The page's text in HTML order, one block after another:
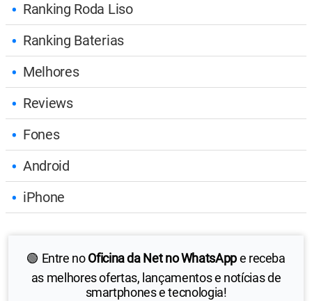
Ranking Roda Liso
Ranking Baterias
Melhores
Reviews
Fones
Android
iPhone
🟢 Entre noOficina da Net no WhatsAppe receba
as melhores ofertas, lançamentos e notícias de
smartphones e tecnologia!